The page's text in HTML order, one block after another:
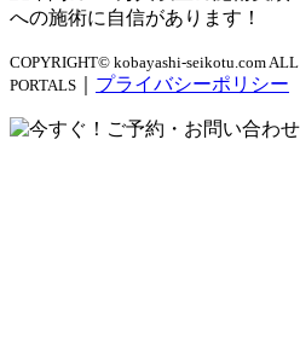
COPYRIGHT© kobayashi-seikotu.com
PORTALS
プライバシーポリシー